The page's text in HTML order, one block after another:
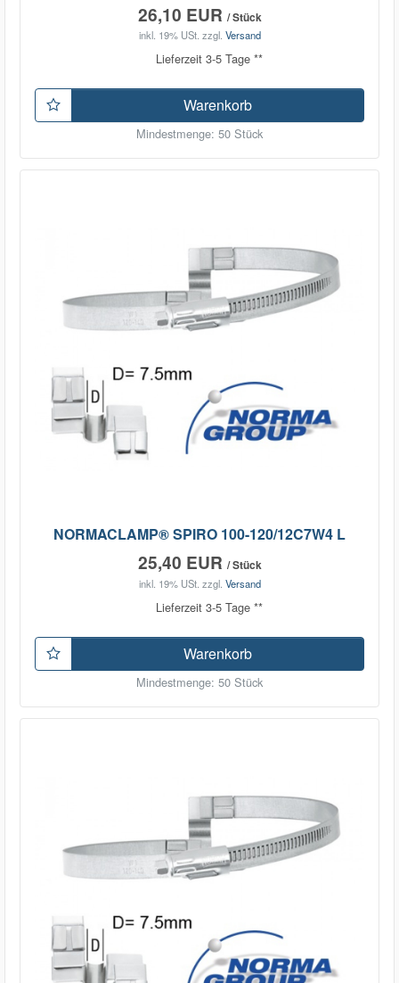
26,10 EUR / Stück
inkl. 19% USt. zzgl. Versand
Lieferzeit 3-5 Tage **
Warenkorb
Mindestmenge: 50 Stück
NORMACLAMP® SPIRO 100-120/12C7W4 L
25,40 EUR / Stück
inkl. 19% USt. zzgl. Versand
Lieferzeit 3-5 Tage **
Warenkorb
Mindestmenge: 50 Stück